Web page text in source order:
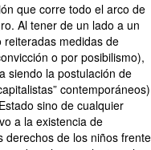
que corre todo el arco de
Al tener de un lado a un
medidas de
o por posibilismo),
siendo la postulación de
contemporáneos)
sino de cualquier
a la existencia de
derechos de los niños frente